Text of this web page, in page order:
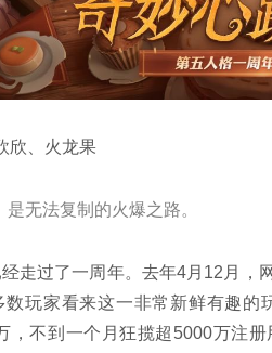
欣、火龙果
无法复制的火爆之路。
走过了一周年。去年4月12月，
数玩家看来这一非常新鲜有趣
，不到一个月狂揽超5000万注